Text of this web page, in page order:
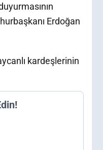
Erdoğan
kardeşlerinin